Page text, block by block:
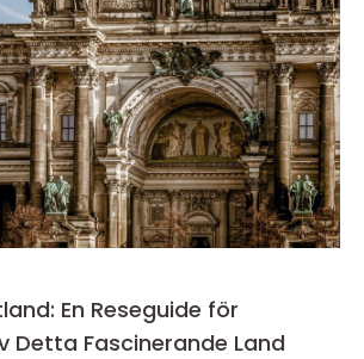
En Reseguide för
Detta Fascinerande Land